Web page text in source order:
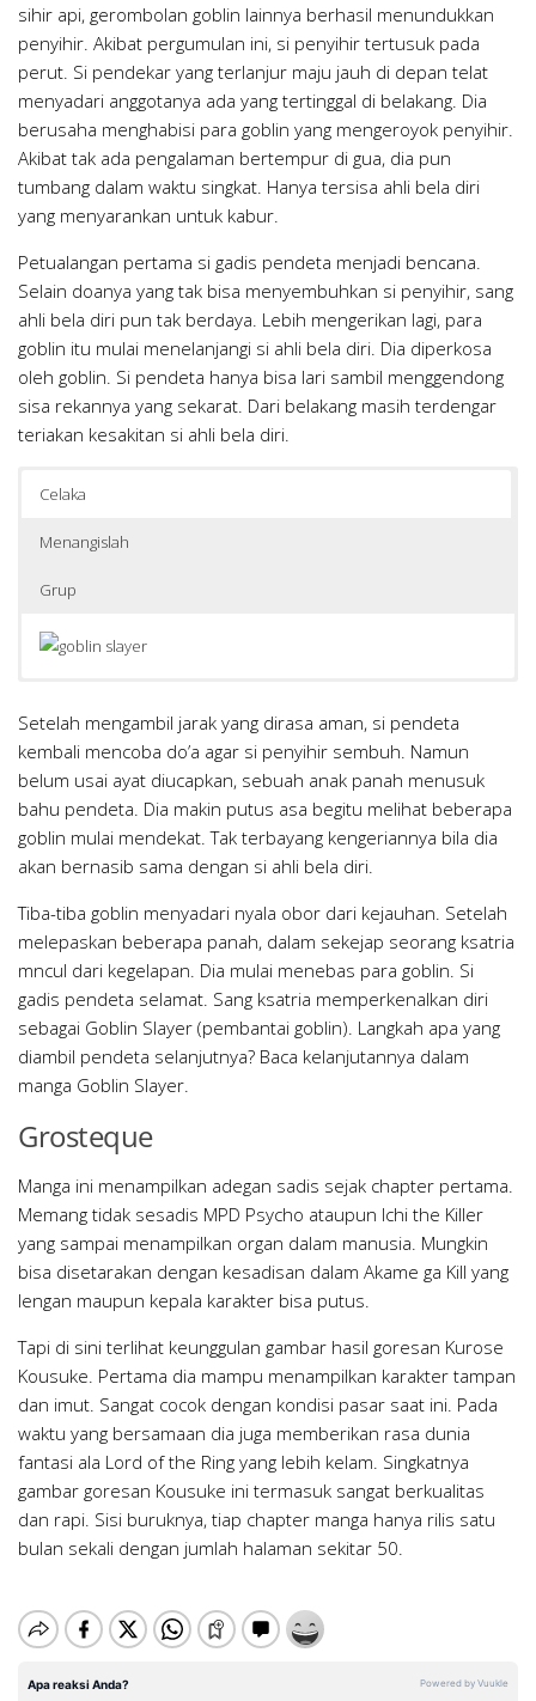
sihir api, gerombolan goblin lainnya berhasil menundukkan
penyihir. Akibat pergumulan ini, si penyihir tertusuk pada
perut. Si pendekar yang terlanjur maju jauh di depan telat
menyadari anggotanya ada yang tertinggal di belakang. Dia
berusaha menghabisi para goblin yang mengeroyok penyihir.
Akibat tak ada pengalaman bertempur di gua, dia pun
tumbang dalam waktu singkat. Hanya tersisa ahli bela diri
yang menyarankan untuk kabur.
Petualangan pertama si gadis pendeta menjadi bencana.
Selain doanya yang tak bisa menyembuhkan si penyihir, sang
ahli bela diri pun tak berdaya. Lebih mengerikan lagi, para
goblin itu mulai menelanjangi si ahli bela diri. Dia diperkosa
oleh goblin. Si pendeta hanya bisa lari sambil menggendong
sisa rekannya yang sekarat. Dari belakang masih terdengar
teriakan kesakitan si ahli bela diri.
Celaka
Menangislah
Grup
Setelah mengambil jarak yang dirasa aman, si pendeta
kembali mencoba do’a agar si penyihir sembuh. Namun
belum usai ayat diucapkan, sebuah anak panah menusuk
bahu pendeta. Dia makin putus asa begitu melihat beberapa
goblin mulai mendekat. Tak terbayang kengeriannya bila dia
akan bernasib sama dengan si ahli bela diri.
Tiba-tiba goblin menyadari nyala obor dari kejauhan. Setelah
melepaskan beberapa panah, dalam sekejap seorang ksatria
mncul dari kegelapan. Dia mulai menebas para goblin. Si
gadis pendeta selamat. Sang ksatria memperkenalkan diri
sebagai Goblin Slayer (pembantai goblin). Langkah apa yang
diambil pendeta selanjutnya? Baca kelanjutannya dalam
manga Goblin Slayer.
Grosteque
Manga ini menampilkan adegan sadis sejak chapter pertama.
Memang tidak sesadis MPD Psycho ataupun Ichi the Killer
yang sampai menampilkan organ dalam manusia. Mungkin
bisa disetarakan dengan kesadisan dalam Akame ga Kill yang
lengan maupun kepala karakter bisa putus.
Tapi di sini terlihat keunggulan gambar hasil goresan Kurose
Kousuke. Pertama dia mampu menampilkan karakter tampan
dan imut. Sangat cocok dengan kondisi pasar saat ini. Pada
waktu yang bersamaan dia juga memberikan rasa dunia
fantasi ala Lord of the Ring yang lebih kelam. Singkatnya
gambar goresan Kousuke ini termasuk sangat berkualitas
dan rapi. Sisi buruknya, tiap chapter manga hanya rilis satu
bulan sekali dengan jumlah halaman sekitar 50.